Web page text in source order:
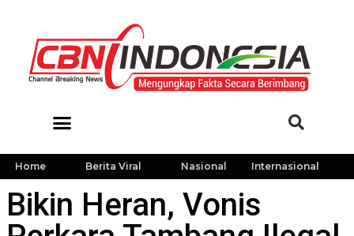
Home Berita Viral Nasional Internasional
Bikin Heran, Vonis